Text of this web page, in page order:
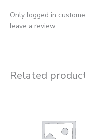
Only logged in
leave a review.
Related